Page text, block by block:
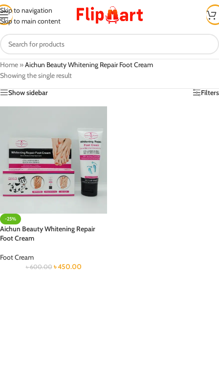
Skip to navigation
Skip to main content
Home »Aichun Beauty Whitening Repair Foot Cream
Showing the single result
Show sidebar
Filters
-25%
Aichun Beauty Whitening Repair
Foot Cream
Foot Cream
৳600.00 ৳450.00